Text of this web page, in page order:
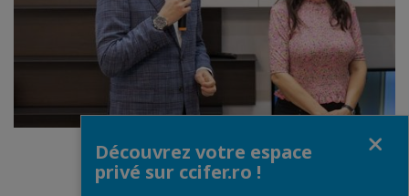
1 / 3
Découvrez votre espace
privé sur ccifer.ro !